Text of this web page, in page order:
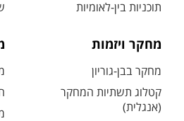
תוכניות בין-לאומיות
מחקר ויזמות
מחקר בבן-גוריון
קטלוג תשתיות המחקר
(אנגלית)